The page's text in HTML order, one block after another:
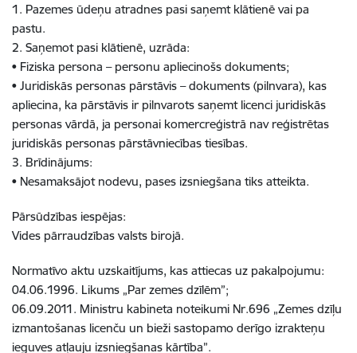
1. Pazemes ūdeņu atradnes pasi saņemt klātienē vai pa
pastu.
2. Saņemot pasi klātienē, uzrāda:
• Fiziska persona – personu apliecinošs dokuments;
• Juridiskās personas pārstāvis – dokuments (pilnvara), kas
apliecina, ka pārstāvis ir pilnvarots saņemt licenci juridiskās
personas vārdā, ja personai komercreģistrā nav reģistrētas
juridiskās personas pārstāvniecības tiesības.
3. Brīdinājums:
• Nesamaksājot nodevu, pases izsniegšana tiks atteikta.
Pārsūdzības iespējas:
Vides pārraudzības valsts birojā.
Normatīvo aktu uzskaitījums, kas attiecas uz pakalpojumu:
04.06.1996. Likums „Par zemes dzīlēm”;
06.09.2011. Ministru kabineta noteikumi Nr.696 „Zemes dzīļu
izmantošanas licenču un bieži sastopamo derīgo izrakteņu
ieguves atļauju izsniegšanas kārtība”.